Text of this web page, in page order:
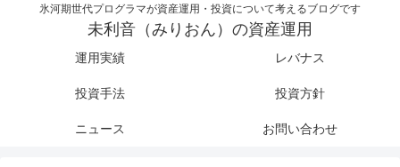
氷河期世代プログラマが資産運用・投資について考えるブログです
未利音（みりおん）の資産運用
運用実績 レバナス
投資手法 投資方針
ニュース お問い合わせ